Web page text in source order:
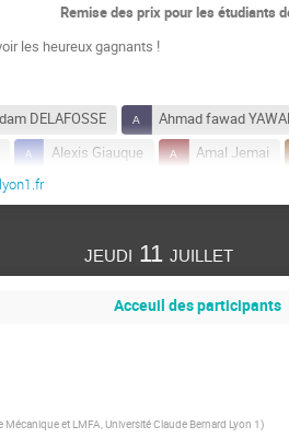
Remise des prix pour les étudiants
les heureux gagnants !
DELAFOSSE Ahmad fawad
Alexis Giauque Amal Jemai
Gabor
Damien TROMEUR-DERVOUT
Maryam ERRAJI
jeudi 11 juillet
Acceuil des participants
Mécanique et LMFA, Université Claude Bernard Lyon 1)